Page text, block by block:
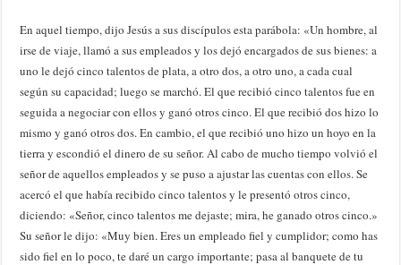
En aquel tiempo, dijo Jesús a sus discípulos esta parábola: «Un hombre, al
irse de viaje, llamó a sus empleados y los dejó encargados de sus bienes: a
uno le dejó cinco talentos de plata, a otro dos, a otro uno, a cada cual
según su capacidad; luego se marchó. El que recibió cinco talentos fue en
seguida a negociar con ellos y ganó otros cinco. El que recibió dos hizo lo
mismo y ganó otros dos. En cambio, el que recibió uno hizo un hoyo en la
tierra y escondió el dinero de su señor. Al cabo de mucho tiempo volvió el
señor de aquellos empleados y se puso a ajustar las cuentas con ellos. Se
acercó el que había recibido cinco talentos y le presentó otros cinco,
diciendo: «Señor, cinco talentos me dejaste; mira, he ganado otros cinco.»
Su señor le dijo: «Muy bien. Eres un empleado fiel y cumplidor; como has
sido fiel en lo poco, te daré un cargo importante; pasa al banquete de tu